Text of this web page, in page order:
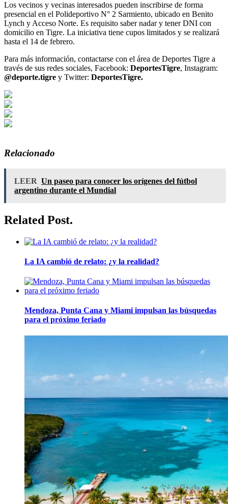
Los vecinos y vecinas interesados pueden inscribirse de forma
presencial en el Polideportivo N° 2 Sarmiento, ubicado en Benito
Lynch y Acceso Norte. Es requisito saber nadar y tener DNI con
domicilio en Tigre. La iniciativa tiene cupos limitados y se realizará
hasta el 14 de febrero.
Para más información, contactarse con el área de Deportes Tigre a
través de sus redes sociales, Facebook: DeportesTigre, Instagram:
@deporte.tigre y Twitter: DeportesTigre.
Relacionado
LEER Un paseo para conocer los orígenes del fútbol
argentino durante el Mundial
Related Post.
La IA cambió de relato: ¿y la realidad?
Mendoza, Punta Cana y Miami impulsan las búsquedas
para el próximo feriado